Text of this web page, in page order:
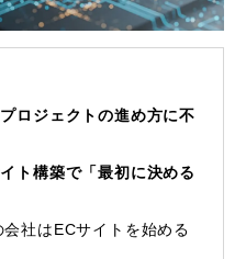
ロジェクトの進め方に不
ト構築で「最初に決める
社はECサイトを始める